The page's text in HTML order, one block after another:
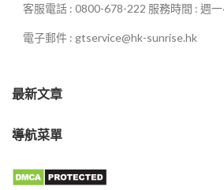
客服電話 : 0800-678-222 服務時間 : 週
電子郵件 : gtservice@hk-sunrise.hk
最新文章
導航菜單